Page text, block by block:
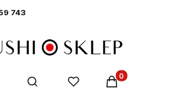
743
Otwórz wyszukiwarkęProdukty w